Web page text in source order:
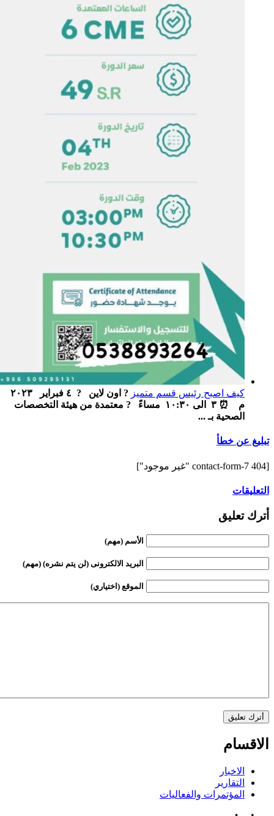
كيف اصبح رئيس قسم متميز
? اون لاين ‏ ‏ ? ٤ فبراير ٢٠٢٣
م ‏ ⏰ ٣ الى ١٠:٣٠ مساءً ‏ ‏ ? معتمدة من هيئة التخصصات
الصحية بـ ...
تبليغ عن خطأ
[contact-form-7 404 "غير موجود"]
التعليقات
أترك تعليق
الأسم (مهم)
البريد الالكترونى (لن يتم نشره) (مهم)
الموقع (اختياري)
الاقسام
الاخبار
التقارير
المؤتمرات والفعاليات